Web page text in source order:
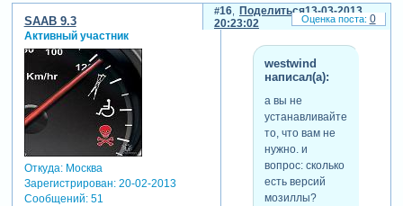
галку на включение
яваскрипта, после
меня перестали
загружаться фото и ролики.
красная надпись. но я её
"обманула" - уловила и
сделала скриншот
(правильно хоть называю-
то?) , только потом начала
искать ответ у друга... гугла,
Поделиться
16
13-03-2013
20:23:02
SAAB 9.3
Активный участник
Откуда:Москва
Зарегистрирован: 20-02-2013
Сообщений:51
westwind
написал(а):
а вы не
устанавливайте
то, что вам не
нужно. и
вопрос: сколько
есть версий
мозиллы?
0